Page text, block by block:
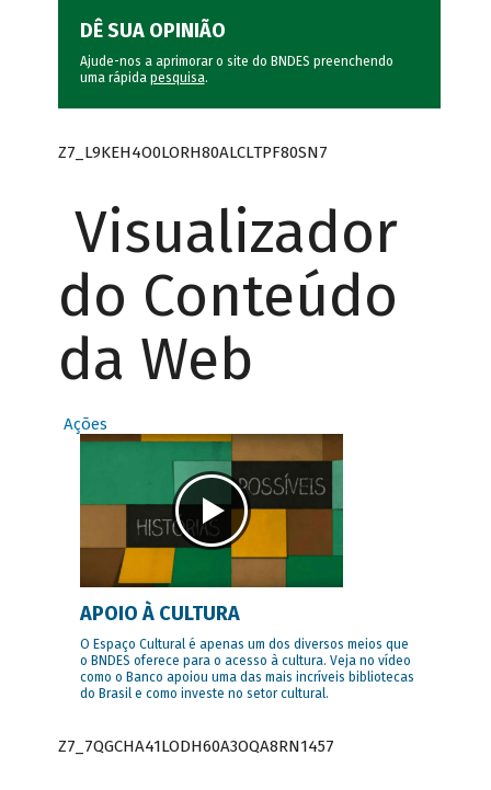
DÊ SUA OPINIÃO
Ajude-nos a aprimorar o site do BNDES preenchendo
uma rápida pesquisa.
Z7_L9KEH4O0LORH80ALCLTPF80SN7
Visualizador
do Conteúdo
da Web
Ações
APOIO À CULTURA
O Espaço Cultural é apenas um dos diversos meios que
o BNDES oferece para o acesso à cultura. Veja no vídeo
como o Banco apoiou uma das mais incríveis bibliotecas
do Brasil e como investe no setor cultural.
Z7_7QGCHA41LODH60A3OQA8RN1457